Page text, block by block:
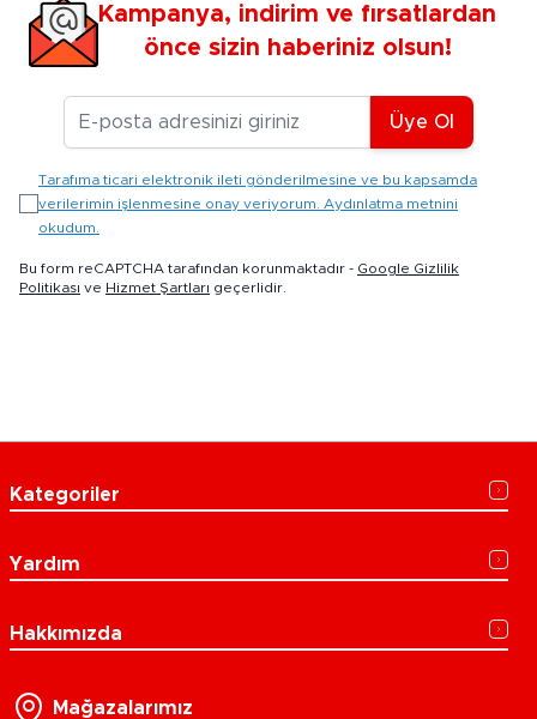
Kampanya, indirim ve fırsatlardan
önce sizin haberiniz olsun!
E-posta Adresiniz
Üye Ol
Tarafıma ticari elektronik ileti gönderilmesine ve bu kapsamda
verilerimin işlenmesine onay veriyorum. Aydınlatma metnini
okudum.
Bu form reCAPTCHA tarafından korunmaktadır - Google Gizlilik
Politikası ve Hizmet Şartları geçerlidir.
Kategoriler
Yardım
Hakkımızda
Mağazalarımız